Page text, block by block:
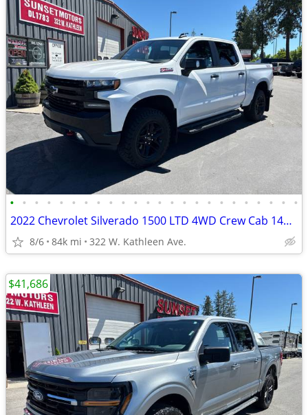
• • • • • • • • • • • • • • • • • • • • • • • •
2022 Chevrolet Silverado 1500 LTD 4WD Crew Cab 147 LT Trail Boss
8/6 84k mi 322 W. Kathleen Ave.
$41,686